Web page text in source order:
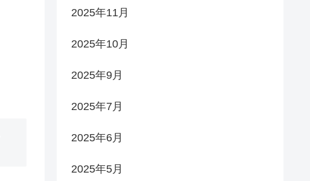
2025年11月
2025年10月
2025年9月
2025年7月
2025年6月
2025年5月